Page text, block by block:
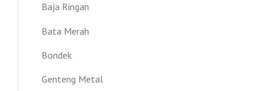
Baja Ringan
Bata Merah
Bondek
Genteng Metal